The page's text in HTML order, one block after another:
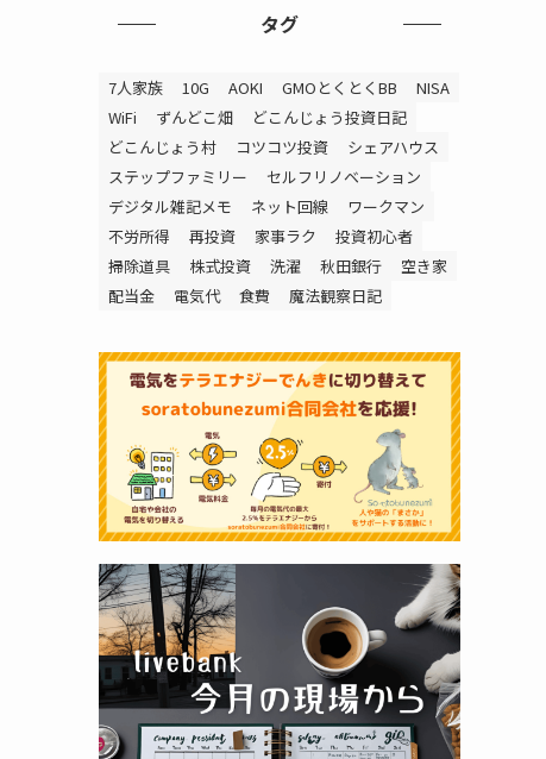
タグ
7人家族 10G AOKI GMOとくとくBB
NISA
WiFi
ずんどこ畑
どこんじょう投資日記
どこんじょう村
コツコツ投資
シェアハウス
ステップファミリー
セルフリノベーション
デジタル雑記メモ
ネット回線
ワークマン
不労所得
再投資 家事ラク
投資初心者
掃除道具
株式投資 洗濯 秋田銀行
空き家
配当金
電気代 食費 魔法観察日記